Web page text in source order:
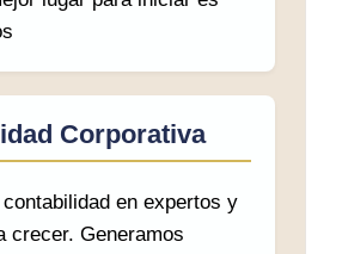
Corporativa
contabilidad en expertos y
crecer. Generamos